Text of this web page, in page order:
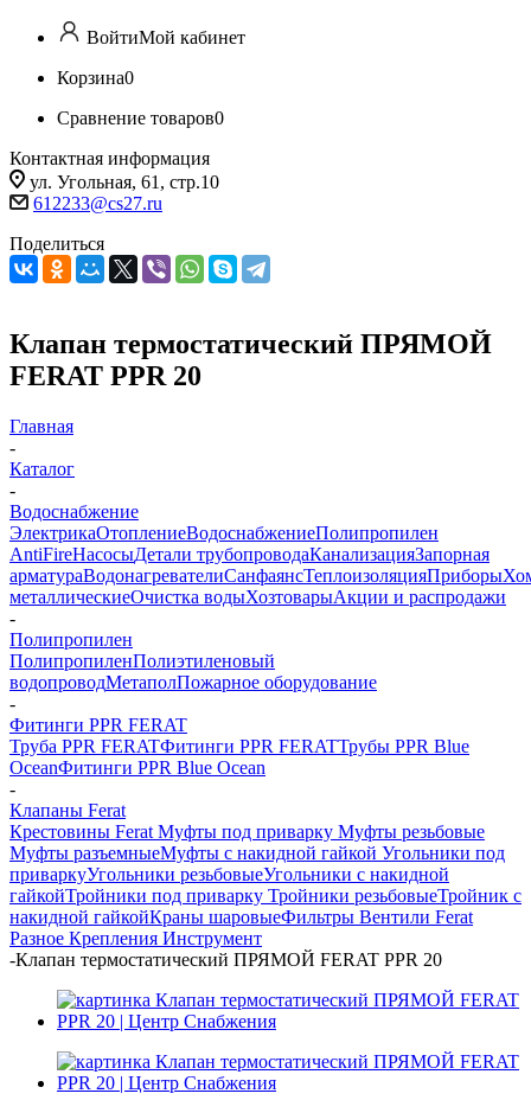
ВойтиМой кабинет
Корзина0
Сравнение товаров0
Контактная информация
ул. Угольная, 61, стр.10
612233@cs27.ru
Поделиться
Клапан термостатический ПРЯМОЙ
FERAT PPR 20
Главная
-
Каталог
-
Водоснабжение
ЭлектрикаОтоплениеВодоснабжениеПолипропилен
AntiFireНасосыДетали трубопроводаКанализацияЗапорная
арматураВодонагревателиСанфаянсТеплоизоляцияПриборы
металлическиеОчистка водыХозтоварыАкции и распродажи
-
Полипропилен
ПолипропиленПолиэтиленовый
водопроводМетаполПожарное оборудование
-
Фитинги PPR FERAT
Труба PPR FERATФитинги PPR FERATТрубы PPR Blue
OceanФитинги PPR Blue Ocean
-
Клапаны Ferat
Крестовины Ferat Муфты под приварку Муфты резьбовые
Муфты разъемныеМуфты с накидной гайкой Угольники под
приваркуУгольники резьбовыеУгольники с накидной
гайкойТройники под приварку Тройники резьбовыеТройник с
накидной гайкойКраны шаровыеФильтры Вентили Ferat
Разное Крепления Инструмент
-Клапан термостатический ПРЯМОЙ FERAT PPR 20